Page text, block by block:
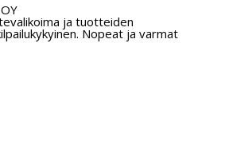
ja tuotteiden
Nopeat ja varmat